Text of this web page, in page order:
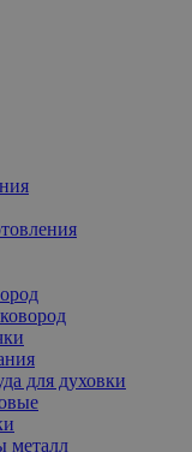
для духовки
металл